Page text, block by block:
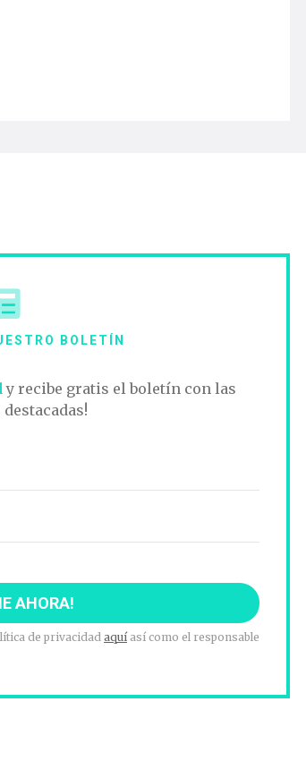
BOLETÍN
y recibe gratis el boletín con las
de privacidad aquíasí como el responsable